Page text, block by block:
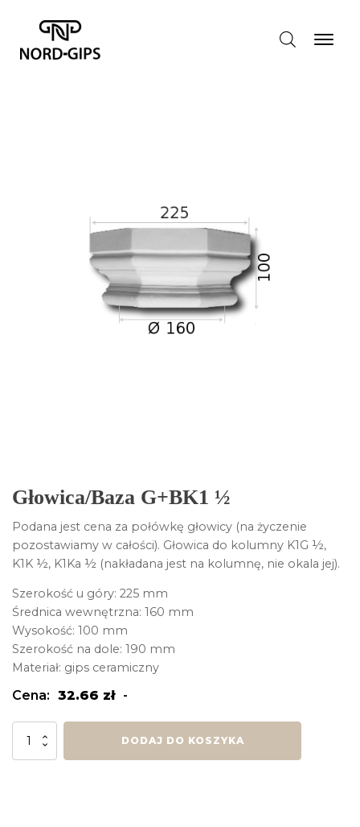
Głowica/Baza G+BK1 ½
Podana jest cena za połówkę głowicy (na życzenie
pozostawiamy w całości). Głowica do kolumny K1G ½,
K1K ½, K1Ka ½ (nakładana jest na kolumnę, nie okala jej).
Szerokość u góry: 225 mm
Średnica wewnętrzna: 160 mm
Wysokość: 100 mm
Szerokość na dole: 190 mm
Materiał: gips ceramiczny
Cena: 32.66 zł -
ilość
DODAJ DO KOSZYKA